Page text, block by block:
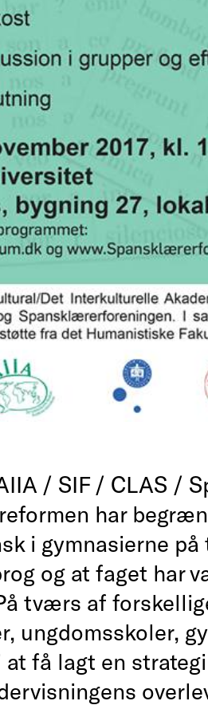
/ SIF / CLAS /
har
i gymnasierne
og at faget har
tværs af
ungdomsskoler,
at få lagt en